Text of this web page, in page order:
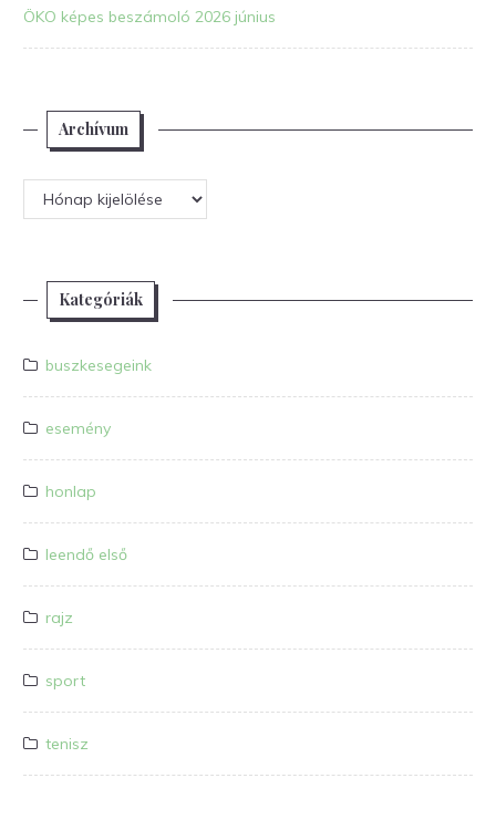
ÖKO képes beszámoló 2026 június
Archívum
Archívum
Kategóriák
buszkesegeink
esemény
honlap
leendő első
rajz
sport
tenisz